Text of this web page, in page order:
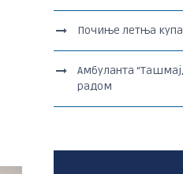
Почиње летња
Амбуланта
радом